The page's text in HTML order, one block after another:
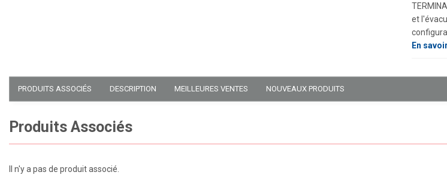
et
En
PRODUITS ASSOCIÉS DESCRIPTION MEILLEURES VENTES NOUVEAUX PRODUITS
Produits Associés
Il n'y a pas de produit associé.